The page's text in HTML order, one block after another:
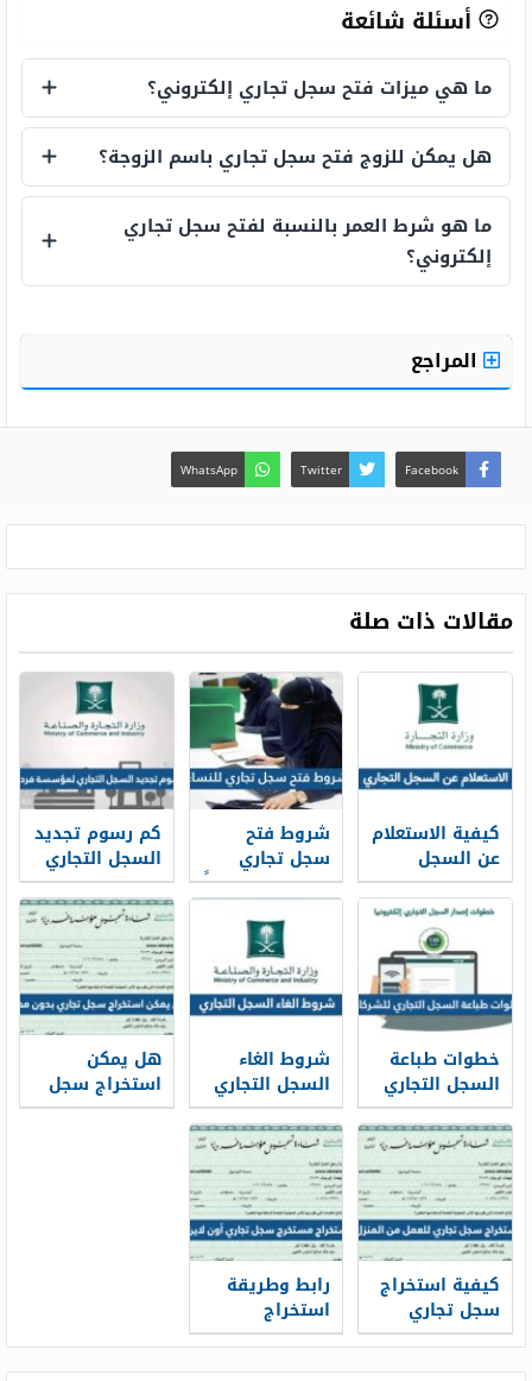
أسئلة شائعة
ما هي ميزات فتح سجل تجاري إلكتروني؟
ما هي ميزات فتح سجل تجاري إلكتروني؟
هل يمكن للزوج فتح سجل تجاري باسم الزوجة؟
هل يمكن للزوج فتح سجل تجاري باسم
ما هو شرط العمر بالنسبة لفتح سجل تجاري
إلكتروني؟
ما هو شرط العمر بالنسبة لفتح سجل تجاري
المراجع
Facebook
Twitter
WhatsApp
مقالات ذات صلة
كيفية الاستعلام
عن السجل
التجاري في
السعودية 1448
شروط فتح
سجل تجاري
للنساء الكترونياً
2026
كم رسوم تجديد
السجل التجاري
لمؤسسة فردية
2026 في
السعودية
خطوات طباعة
السجل التجاري
للشركات 1447
شروط الغاء
السجل التجاري
1447
هل يمكن
استخراج سجل
تجاري بدون
كيفية استخراج
سجل تجاري
للعمل من
رابط وطريقة
استخراج
مستخرج سجل